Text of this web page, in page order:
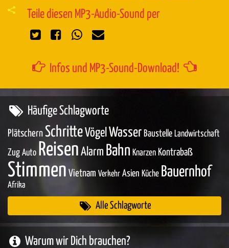
Teile diesen MP3-Audio-Sound per
Infos und MP3-Sound-Download!
Häufige Schlagworte
Plätschern SchritteVögel Wasser Baustelle Landwirtschaft
Zug Auto Reisen Alarm Bahn Knarzen Kontrabaß
Stimmen Vietnam Verkehr Asien Küche Bauernhof
Afrika
Alle Schlagworte
Warum wir Dich brauchen?